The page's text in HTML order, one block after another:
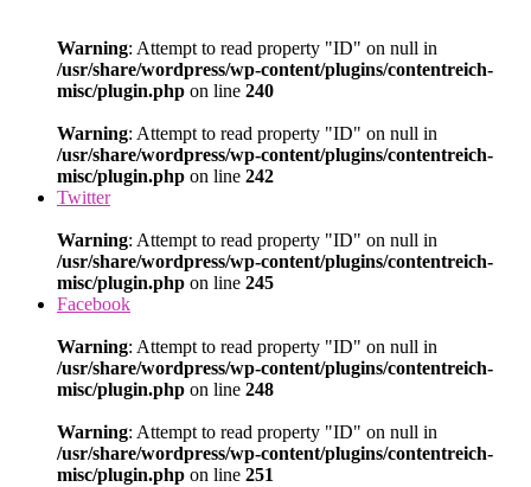
Warning: Attempt to read property "ID" on null in
/usr/share/wordpress/wp-content/plugins/contentreich-
misc/plugin.php on line 240
Warning: Attempt to read property "ID" on null in
/usr/share/wordpress/wp-content/plugins/contentreich-
misc/plugin.php on line 242
Twitter
Warning: Attempt to read property "ID" on null in
/usr/share/wordpress/wp-content/plugins/contentreich-
misc/plugin.php on line 245
Facebook
Warning: Attempt to read property "ID" on null in
/usr/share/wordpress/wp-content/plugins/contentreich-
misc/plugin.php on line 248
Warning: Attempt to read property "ID" on null in
/usr/share/wordpress/wp-content/plugins/contentreich-
misc/plugin.php on line 251